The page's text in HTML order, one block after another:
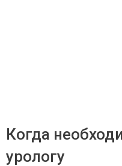
Когда
урологу